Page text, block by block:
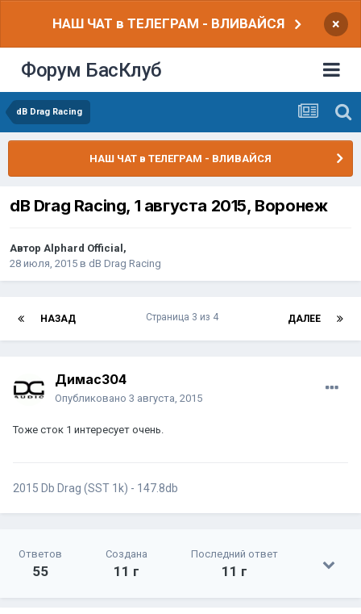
НАШ ЧАТ в ТЕЛЕГРАМ - ВЛИВАЙСЯ ×
Форум БасКлуб
dB Drag Racing
НАШ ЧАТ в ТЕЛЕГРАМ - ВЛИВАЙСЯ
dB Drag Racing, 1 августа 2015, Воронеж
Автор Alphard Official ,
28 июля, 2015 в dB Drag Racing
НАЗАД ДАЛЕЕ
Страница 3 из 4
Димас304
Опубликовано 3 августа, 2015
Тоже сток 1 интересует очень.
2015 Db Drag (SST 1k) - 147.8db
Ответов
55
Создана
11 г
Последний ответ
11 г